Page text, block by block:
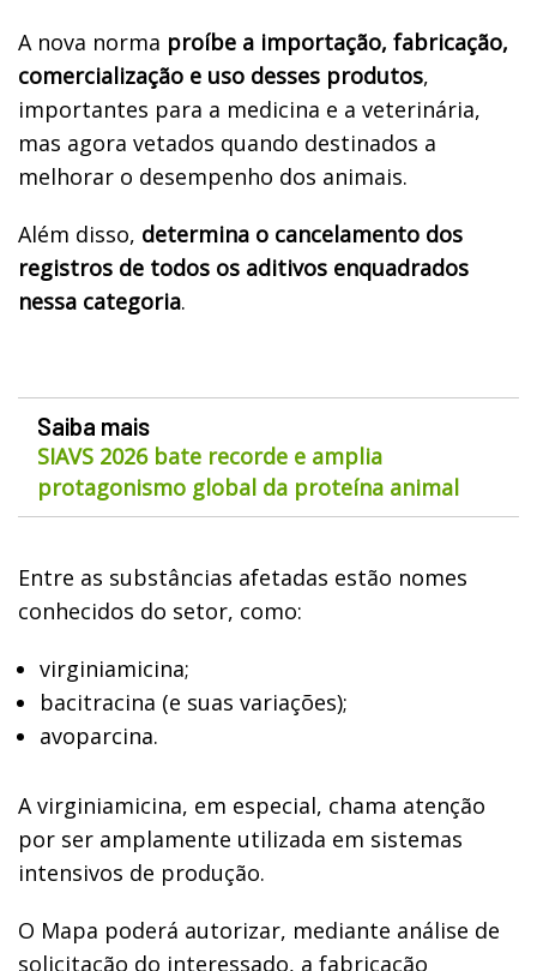
A nova norma proíbe a importação, fabricação,
comercialização e uso desses produtos,
importantes para a medicina e a veterinária,
mas agora vetados quando destinados a
melhorar o desempenho dos animais.
Além disso, determina o cancelamento dos
registros de todos os aditivos enquadrados
nessa categoria.
Saiba mais
SIAVS 2026 bate recorde e amplia
protagonismo global da proteína animal
Entre as substâncias afetadas estão nomes
conhecidos do setor, como:
virginiamicina;
bacitracina (e suas variações);
avoparcina.
A virginiamicina, em especial, chama atenção
por ser amplamente utilizada em sistemas
intensivos de produção.
O Mapa poderá autorizar, mediante análise de
solicitação do interessado, a fabricação